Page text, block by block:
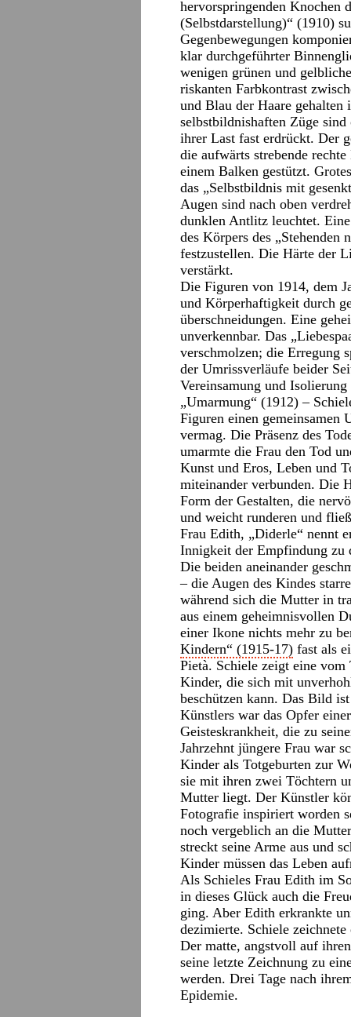
hervorspringenden Knochen
(Selbstdarstellung)“ (1910)
Gegenbewegungen
klar durchgeführter
wenigen grünen und
riskanten Farbkontrast
und Blau der Haare
selbstbildnishaften Züge
ihrer Last fast erdrückt. Der
die aufwärts strebende
einem Balken gestützt.
das „Selbstbildnis mit
Augen sind nach oben
dunklen Antlitz leuchtet.
des Körpers des „Stehenden
festzustellen. Die Härte der
verstärkt.
Die Figuren von 1914, dem
und Körperhaftigkeit durch
überschneidungen. Eine
unverkennbar. Das
verschmolzen; die Erregung
der Umrissverläufe beider
Vereinsamung und
„Umarmung“ (1912) –
Figuren einen gemeinsamen
vermag. Die Präsenz des
umarmte die Frau den Tod
Kunst und Eros, Leben und
miteinander verbunden. Die
Form der Gestalten, die
und weicht runderen und
Frau Edith, „Diderle“ nennt
Innigkeit der Empfindung zu
Die beiden aneinander
– die Augen des Kindes
während sich die Mutter in
aus einem geheimnisvollen
einer Ikone nichts mehr zu
Kindern“ (1915-17) fast als
Pietà. Schiele zeigt eine vom
Kinder, die sich mit
beschützen kann. Das Bild
Künstlers war das Opfer
Geisteskrankheit, die zu
Jahrzehnt jüngere Frau war
Kinder als Totgeburten zur
sie mit ihren zwei Töchtern
Mutter liegt. Der Künstler
Fotografie inspiriert worden
noch vergeblich an die
streckt seine Arme aus und
Kinder müssen das Leben
Als Schieles Frau Edith im
in dieses Glück auch die
ging. Aber Edith erkrankte
dezimierte. Schiele
Der matte, angstvoll auf
seine letzte Zeichnung zu
werden. Drei Tage nach
Epidemie.